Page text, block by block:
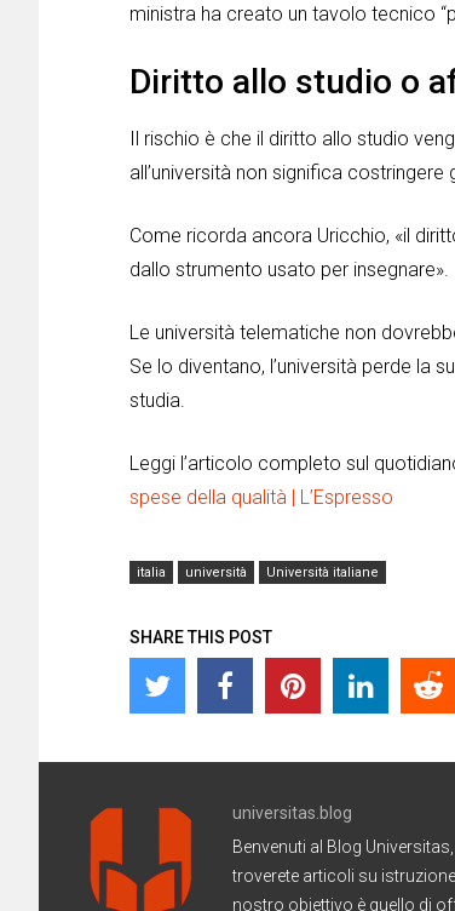
ministra ha creato un tavolo tecnico
Diritto allo studio o
Il rischio è che il diritto allo studio
all’università non significa
Come ricorda ancora Uricchio, «il
dallo strumento usato per insegnare».
Le università telematiche non
Se lo diventano, l’università perde la
studia.
Leggi l’articolo completo sul
spese della qualità | L’Espresso
italia università Università italiane
SHARE THIS POST
universitas.blog
Benvenuti al Blog
troverete articoli su
nostro obiettivo è quello di